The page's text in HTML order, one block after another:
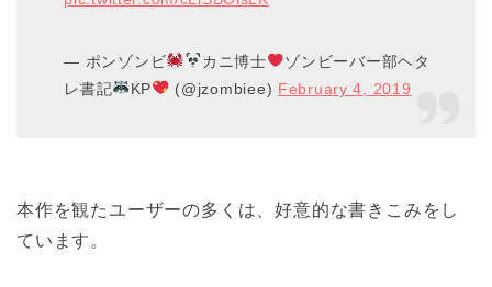
— ポンゾンビ カニ博士
ゾンビーバー部ヘタ
レ書記
KP (@jzombiee) February 4, 2019
本作を観たユーザーの多くは、好意的な書きこみをし
ています。